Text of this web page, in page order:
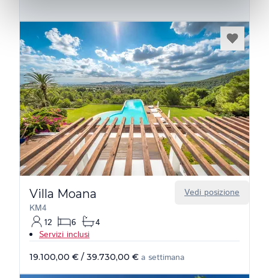
Vedi posizione
Villa Moana
KM4
12
6
4
Servizi inclusi
19.100,00 € / 39.730,00 € a settimana